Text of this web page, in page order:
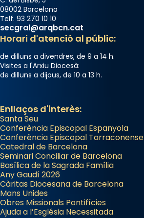
08002 Barcelona
Telf. 93 270 10 10
secgral@arqbcn.cat
Horari d'atenció al públic:
de dilluns a divendres, de 9 a 14 h.
Visites a l'Arxiu Diocesà:
de dilluns a dijous, de 10 a 13 h.
Enllaços d'interès:
Santa Seu
Conferència Episcopal Espanyola
Conferència Episcopal Tarraconense
Catedral de Barcelona
Seminari Conciliar de Barcelona
Basílica de la Sagrada Família
Any Gaudí 2026
Càritas Diocesana de Barcelona
Mans Unides
Obres Missionals Pontifícies
Ajuda a l’Església Necessitada